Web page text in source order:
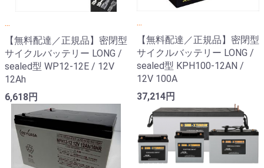
...
【無料配達／正規品】密閉型
サイクルバッテリー LONG /
sealed型 WP12-12E / 12V
12Ah
6,618円
...
【無料配達／正規品】密閉型
サイクルバッテリー LONG /
sealed型 KPH100-12AN /
12V 100A
37,214円